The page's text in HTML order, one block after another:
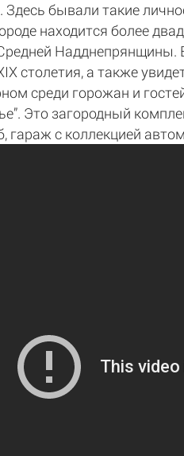
бывали такие
находится более
столетия, а также
среди горожан и
Это загородный
гараж с коллекцией